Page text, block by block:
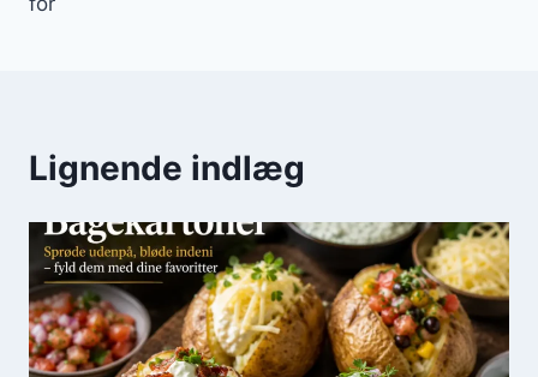
Lignende indlæg